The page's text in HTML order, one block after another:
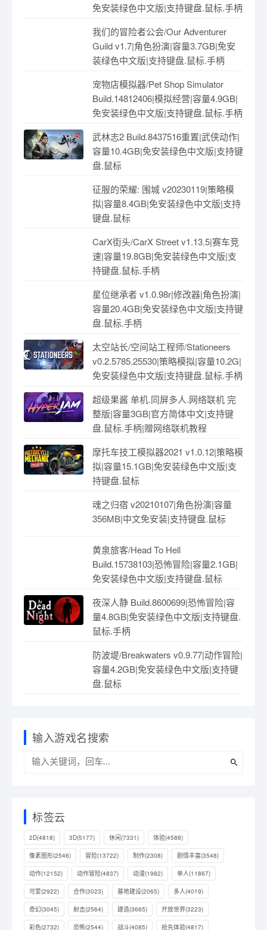
免安装绿色中文版|支持键盘.鼠标.手柄
我们的冒险者公会/Our Adventurer
Guild v1.7|角色扮演|容量3.7GB|免安
装绿色中文版|支持键盘.鼠标.手柄
宠物店模拟器/Pet Shop Simulator
Build.14812406|模拟经营|容量4.9GB|
免安装绿色中文版|支持键盘.鼠标.手柄
武林志2 Build.8437516重置|武侠动作|
容量10.4GB|免安装绿色中文版|支持键
盘.鼠标
征服的荣耀: 围城 v20230119|策略模
拟|容量8.4GB|免安装绿色中文版|支持
键盘.鼠标
CarX街头/CarX Street v1.13.5|赛车竞
速|容量19.8GB|免安装绿色中文版|支
持键盘.鼠标.手柄
星位继承者 v1.0.98r|修改器|角色扮演|
容量20.4GB|免安装绿色中文版|支持键
盘.鼠标.手柄
太空站长/空间站工程师/Stationeers
v0.2.5785.25530|策略模拟|容量10.2G|
免安装绿色中文版|支持键盘.鼠标.手柄
超级果酱 单机.同屏多人.网络联机 完
整版|容量3GB|官方简体中文|支持键
盘.鼠标.手柄|赠网络联机教程
摩托车技工模拟器2021 v1.0.12|策略模
拟|容量15.1GB|免安装绿色中文版|支
持键盘.鼠标
魂之归宿 v20210107|角色扮演|容量
356MB|中文免安装|支持键盘.鼠标
黄泉旅客/Head To Hell
Build.15738103|恐怖冒险|容量2.1GB|
免安装绿色中文版|支持键盘.鼠标
夜深人静 Build.8600699|恐怖冒险|容
量4.8GB|免安装绿色中文版|支持键盘.
鼠标.手柄
防波堤/Breakwaters v0.9.77|动作冒险|
容量4.2GB|免安装绿色中文版|支持键
盘.鼠标
输入游戏名搜索
标签云
2D(4818) 3D(5177) 休闲(7331) 体验(4588)
像素图形(2546) 冒险(13722) 制作(2308) 剧情丰富(3548)
动作(12152) 动作冒险(4837) 动漫(1982) 单人(11867)
可爱(2922) 合作(3023) 基地建设(2065) 多人(4019)
奇幻(3045) 射击(2564) 建造(3665) 开放世界(3223)
彩色(2732) 恐怖(2544) 战斗(4085) 抢先体验(4817)